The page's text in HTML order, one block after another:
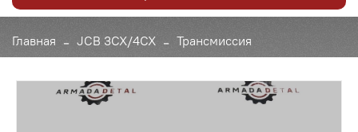
Главная JCB 3CX/4CX Трансмиссия